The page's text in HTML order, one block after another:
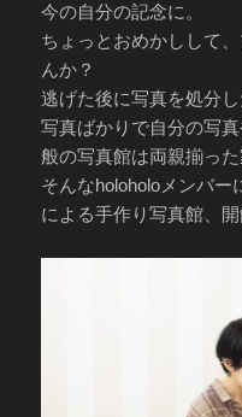
今の自分の記念に。
ちょっとおめかしして
んか？
逃げた後に写真を処分
写真ばかりで自分の写
般の写真館は両親揃っ
そんなholoholoメンバー
による手作り写真館、開